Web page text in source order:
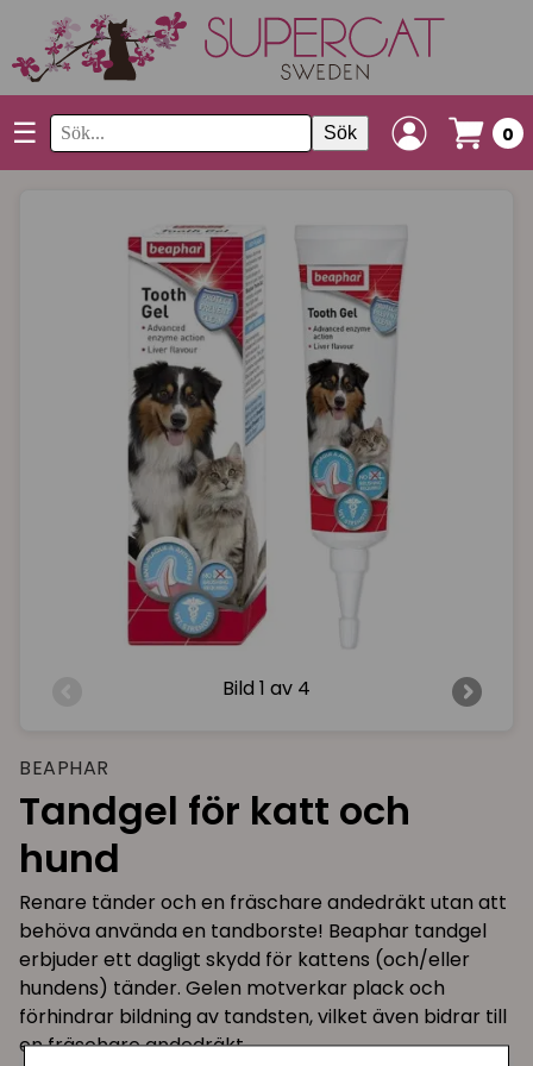
☰ Sök 0
Bild 1 av 4
BEAPHAR
Tandgel för katt och
hund
Renare tänder och en fräschare andedräkt utan att
behöva använda en tandborste! Beaphar tandgel
erbjuder ett dagligt skydd för kattens (och/eller
hundens) tänder. Gelen motverkar plack och
förhindrar bildning av tandsten, vilket även bidrar till
en fräschare andedräkt.